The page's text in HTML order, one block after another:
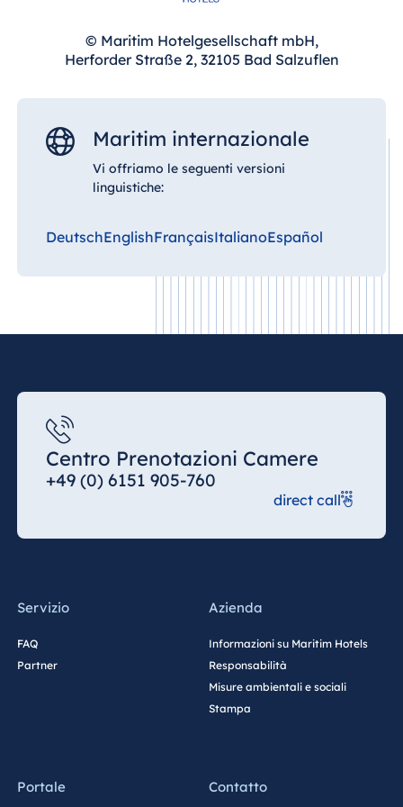
© Maritim Hotelgesellschaft mbH,
Herforder Straße 2, 32105 Bad Salzuflen
Maritim internazionale
Vi offriamo le seguenti versioni
linguistiche:
DeutschEnglishFrançaisItalianoEspañol
Centro Prenotazioni Camere
+49 (0) 6151 905-760
direct call
Servizio
FAQ
Partner
Azienda
Informazioni su Maritim Hotels
Responsabilità
Misure ambientali e sociali
Stampa
Portale Contatto